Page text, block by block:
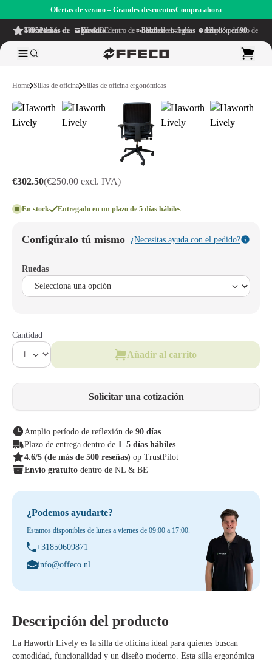
Ofertas de verano – Grandes descuentosCompra ahora
4.6/5
de más de 500 reseñas
en TrustPilot Envío gratuito
dentro de NL & BE Plazo de entrega dentro de
1–5 días hábiles Amplio período de reflexión de
90 días
Home Sillas de oficina Sillas de oficina ergonómicas
€302.50(€250.00 excl. IVA)
En stock Entregado en un plazo de 5 días hábiles
Configúralo tú mismo ¿Necesitas ayuda con el pedido?
Ruedas
Cantidad
Añadir al carrito
Solicitar una cotización
Amplio período de reflexión de 90 días
Plazo de entrega dentro de 1–5 días hábiles
4.6/5 (de más de 500 reseñas) op TrustPilot
Envío gratuito dentro de NL & BE
¿Podemos ayudarte?
Estamos disponibles de lunes a viernes de 09:00 a 17:00.
+31850609871
info@offeco.nl
Descripción del producto
La Haworth Lively es la silla de oficina ideal para quienes buscan
comodidad, funcionalidad y un diseño moderno. Esta silla ergonómica